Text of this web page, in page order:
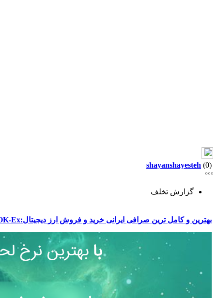
shayanshayesteh (0)
گزارش تخلف
بهترین و کامل ترین صرافی ایرانی خرید و فروش ارز دیجیتال:OK-Ex